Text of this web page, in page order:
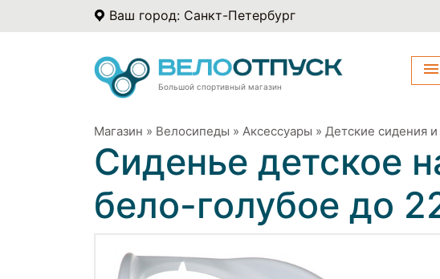
Ваш город: Санкт-Петербург
Большой спортивный магазин
Магазин » Велосипеды » Аксессуары » Детские сидения
Сиденье детское
бело-голубое до